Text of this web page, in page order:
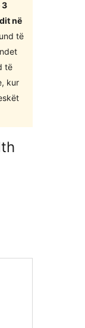
3
në
të
të
kur